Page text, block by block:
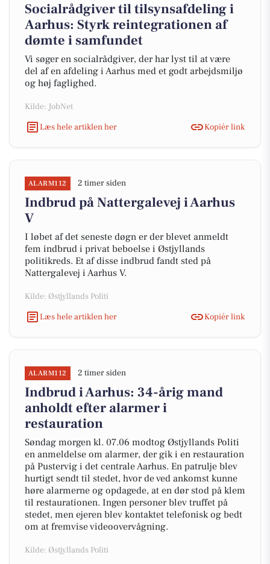
Socialrådgiver til tilsynsafdeling i
Aarhus: Styrk reintegrationen af
dømte i samfundet
Vi søger en socialrådgiver, der har lyst til at være
del af en afdeling i Aarhus med et godt arbejdsmiljø
og høj faglighed.
Kilde: JobNet
Læs hele artiklen her
Kopiér link
ALARM112 2 timer siden
Indbrud på Nattergalevej i Aarhus
V
I løbet af det seneste døgn er der blevet anmeldt
fem indbrud i privat beboelse i Østjyllands
politikreds. Et af disse indbrud fandt sted på
Nattergalevej i Aarhus V.
Kilde: Østjyllands Politi
Læs hele artiklen her
Kopiér link
ALARM112 2 timer siden
Indbrud i Aarhus: 34-årig mand
anholdt efter alarmer i
restauration
Søndag morgen kl. 07.06 modtog Østjyllands Politi
en anmeldelse om alarmer, der gik i en restauration
på Pustervig i det centrale Aarhus. En patrulje blev
hurtigt sendt til stedet, hvor de ved ankomst kunne
høre alarmerne og opdagede, at en dør stod på klem
til restaurationen. Ingen personer blev truffet på
stedet, men ejeren blev kontaktet telefonisk og bedt
om at fremvise videoovervågning.
Kilde: Østjyllands Politi